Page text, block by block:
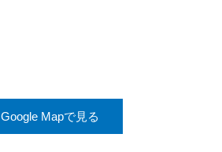
Google Mapで見る